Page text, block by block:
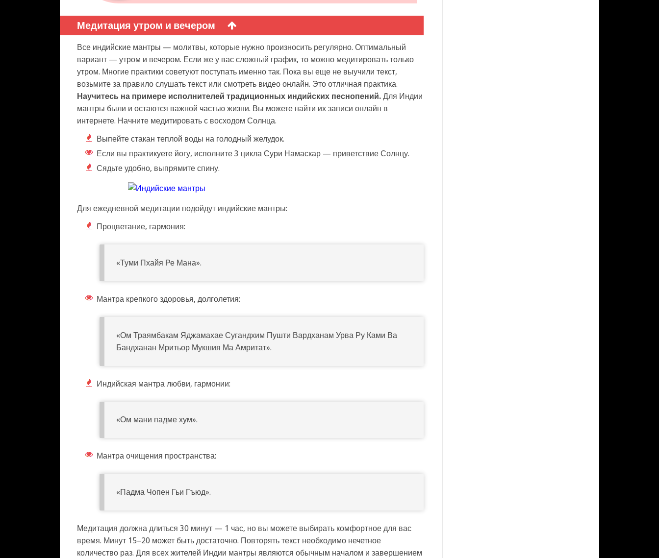
Медитация утром и вечером
Все индийские мантры — молитвы, которые нужно произносить регулярно. Оптимальный
вариант — утром и вечером. Если же у вас сложный график, то можно медитировать только
утром. Многие практики советуют поступать именно так. Пока вы еще не выучили текст,
возьмите за правило слушать текст или смотреть видео онлайн. Это отличная практика.
Научитесь на примере исполнителей традиционных индийских песнопений.Для Индии
мантры были и остаются важной частью жизни. Вы можете найти их записи онлайн в
интернете. Начните медитировать с восходом Солнца.
Выпейте стакан теплой воды на голодный желудок.
Если вы практикуете йогу, исполните 3 цикла Сури Намаскар — приветствие Солнцу.
Сядьте удобно, выпрямите спину.
Для ежедневной медитации подойдут индийские мантры:
Процветание, гармония:
«Туми Пхайя Ре Мана».
Мантра крепкого здоровья, долголетия:
«Ом Траямбакам Яджамахае Сугандхим Пушти Вардханам Урва Ру Ками Ва
Бандханан Мритьор Мукшия Ма Амритат».
Индийская мантра любви, гармонии:
«Ом мани падме хум».
Мантра очищения пространства:
«Падма Чопен Гьи Гъюд».
Медитация должна длиться 30 минут — 1 час, но вы можете выбирать комфортное для вас
время. Минут 15–20 может быть достаточно. Повторять текст необходимо нечетное
количество раз. Для всех жителей Индии мантры являются обычным началом и завершением